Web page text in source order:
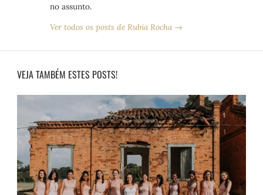
no assunto.
Ver todos os posts de Rubia Rocha →
VEJA TAMBÉM ESTES POSTS!